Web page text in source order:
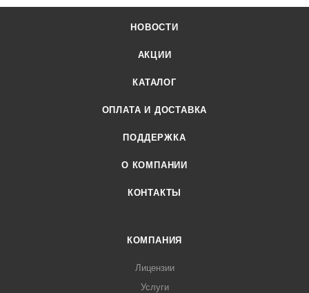
НОВОСТИ
АКЦИИ
КАТАЛОГ
ОПЛАТА И ДОСТАВКА
ПОДДЕРЖКА
О КОМПАНИИ
КОНТАКТЫ
КОМПАНИЯ
Лицензии
Услуги